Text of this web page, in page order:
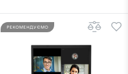
РЕКОМЕНДУЄМО